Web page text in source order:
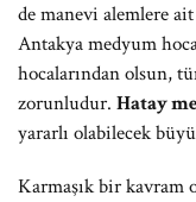
de manevi alemlere
Antakya medyum
hocalarından olsun,
zorunludur. Hatay
yararlı olabilecek
Karmaşık bir kavram